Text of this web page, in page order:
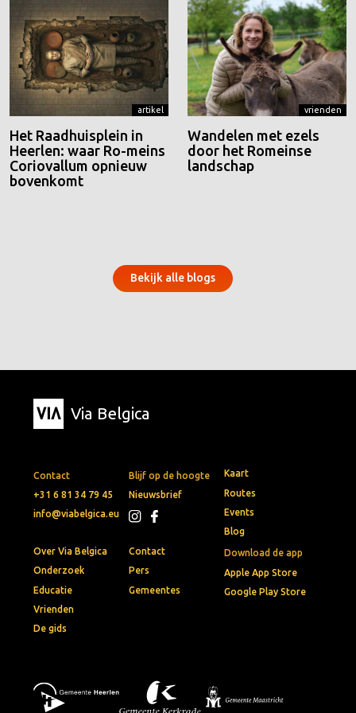
artikel
Het Raadhuisplein in
Heerlen: waar Ro-meins
Coriovallum opnieuw
bovenkomt
vrienden
Wandelen met ezels
door het Romeinse
landschap
Bekijk alle blogs
Via Belgica
Contact
+31 6 81 34 79 45
info@viabelgica.eu
Blijf op de hoogte
Nieuwsbrief
Download de app
Apple App Store
Google Play Store
Kaart
Routes
Events
Blog
Over Via Belgica
Onderzoek
Educatie
Vrienden
De gids
Contact
Pers
Gemeentes